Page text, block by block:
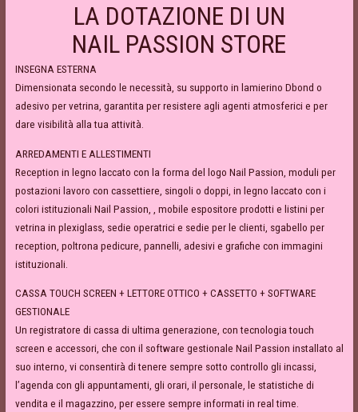
LA DOTAZIONE DI UN
NAIL PASSION STORE
INSEGNA ESTERNA
Dimensionata secondo le necessità, su supporto in lamierino Dbond o
adesivo per vetrina, garantita per resistere agli agenti atmosferici e per
dare visibilità alla tua attività.
ARREDAMENTI E ALLESTIMENTI
Reception in legno laccato con la forma del logo Nail Passion, moduli per
postazioni lavoro con cassettiere, singoli o doppi, in legno laccato con i
colori istituzionali Nail Passion, , mobile espositore prodotti e listini per
vetrina in plexiglass, sedie operatrici e sedie per le clienti, sgabello per
reception, poltrona pedicure, pannelli, adesivi e grafiche con immagini
istituzionali.
CASSA TOUCH SCREEN + LETTORE OTTICO + CASSETTO + SOFTWARE
GESTIONALE
Un registratore di cassa di ultima generazione, con tecnologia touch
screen e accessori, che con il software gestionale Nail Passion installato al
suo interno, vi consentirà di tenere sempre sotto controllo gli incassi,
l’agenda con gli appuntamenti, gli orari, il personale, le statistiche di
vendita e il magazzino, per essere sempre informati in real time.